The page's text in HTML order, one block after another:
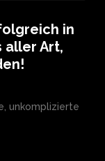
in
aller Art,
unkomplizierte